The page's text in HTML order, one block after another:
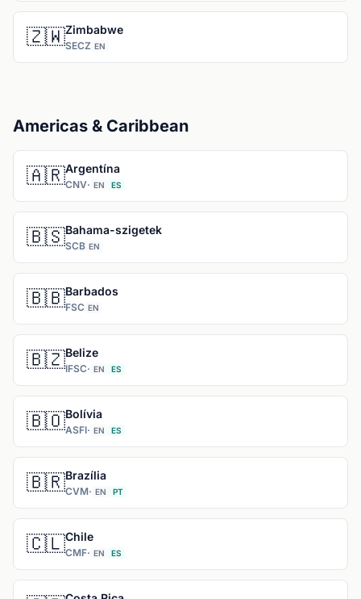
🇿🇼Zimbabwe
SECZ EN
Americas & Caribbean
🇦🇷Argentína
CNV· EN ES
🇧🇸Bahama-szigetek
SCB EN
🇧🇧Barbados
FSC EN
🇧🇿Belize
IFSC· EN ES
🇧🇴Bolívia
ASFI· EN ES
🇧🇷Brazília
CVM· EN PT
🇨🇱Chile
CMF· EN ES